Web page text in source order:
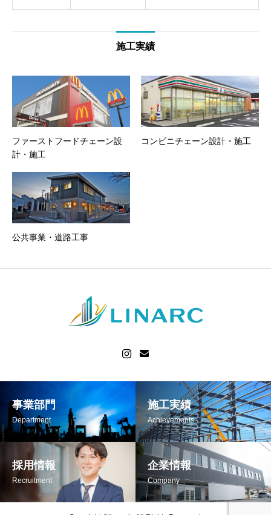
施工実績
ファーストフードチェーン設
計・施工
コンビニチェーン設計・施工
公共事業・道路工事
事業部門
Department
施工実績
Achievements
採用情報
Recruitment
企業情報
Company